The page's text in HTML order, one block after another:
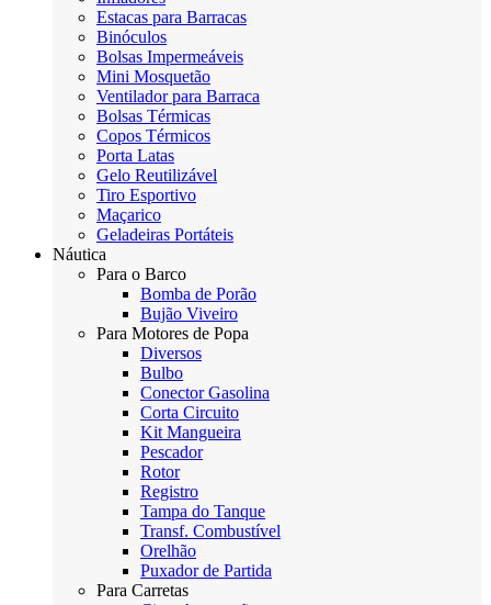
Estacas para Barracas
Binóculos
Bolsas Impermeáveis
Mini Mosquetão
Ventilador para Barraca
Bolsas Térmicas
Copos Térmicos
Porta Latas
Gelo Reutilizável
Tiro Esportivo
Maçarico
Geladeiras Portáteis
Náutica
Para o Barco
Bomba de Porão
Bujão Viveiro
Para Motores de Popa
Diversos
Bulbo
Conector Gasolina
Corta Circuito
Kit Mangueira
Pescador
Rotor
Registro
Tampa do Tanque
Transf. Combustível
Orelhão
Puxador de Partida
Para Carretas